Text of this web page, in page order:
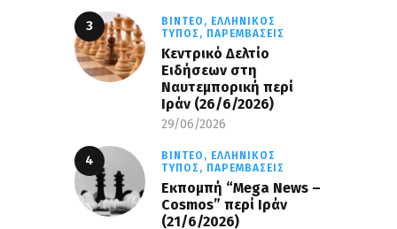
ΒΊΝΤΕΟ, ΕΛΛΗΝΙΚΌΣ
ΤΎΠΟΣ, ΠΑΡΕΜΒΆΣΕΙΣ
Κεντρικό Δελτίο
Ειδήσεων στη
Ναυτεμπορική περί
Iράν (26/6/2026)
29/06/2026
ΒΊΝΤΕΟ, ΕΛΛΗΝΙΚΌΣ
ΤΎΠΟΣ, ΠΑΡΕΜΒΆΣΕΙΣ
Eκπομπή “Mega News –
Cosmos” περί Ιράν
(21/6/2026)